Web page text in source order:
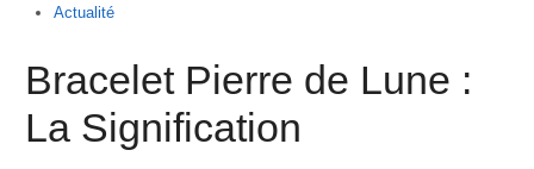
Actualité
Bracelet Pierre de Lune :
La Signification